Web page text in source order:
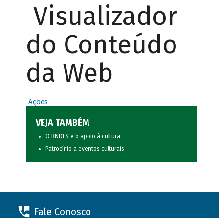
Visualizador
do Conteúdo
da Web
Ações
VEJA TAMBÉM
O BNDES e o apoio à cultura
Patrocínio a eventos culturais
Fale Conosco